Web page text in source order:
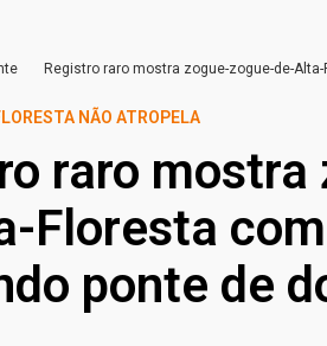
Registro raro mostra zogue-zogue-de-
NÃO ATROPELA
raro mostra
Floresta
ponte de